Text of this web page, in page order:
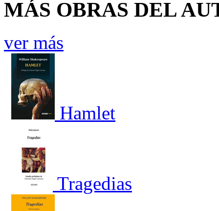
MÁS OBRAS DEL
ver más
Hamlet
Tragedias